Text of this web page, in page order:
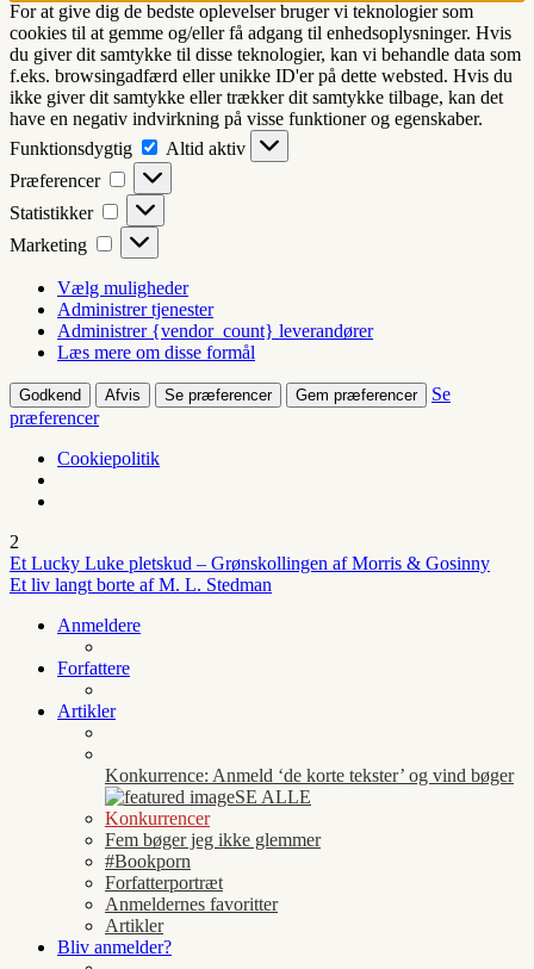
For at give dig de bedste oplevelser bruger vi teknologier som
cookies til at gemme og/eller få adgang til enhedsoplysninger. Hvis
du giver dit samtykke til disse teknologier, kan vi behandle data som
f.eks. browsingadfærd eller unikke ID'er på dette websted. Hvis du
ikke giver dit samtykke eller trækker dit samtykke tilbage, kan det
have en negativ indvirkning på visse funktioner og egenskaber.
Funktionsdygtig
Funktionsdygtig
Altid aktiv
Præferencer
Præferencer
Statistikker Statistikker
Marketing Marketing
Vælg muligheder
Administrer tjenester
Administrer {vendor_count} leverandører
Læs mere om disse formål
Godkend Afvis Se præferencer Gem præferencer
Se
præferencer
Cookiepolitik
2
Et Lucky Luke pletskud – Grønskollingen af Morris & Gosinny
Et liv langt borte af M. L. Stedman
Anmeldere
Forfattere
Artikler
Konkurrence: Anmeld ‘de korte tekster’ og vind bøger
SE ALLE
Konkurrencer
Fem bøger jeg ikke glemmer
#Bookporn
Forfatterportræt
Anmeldernes favoritter
Artikler
Bliv anmelder?